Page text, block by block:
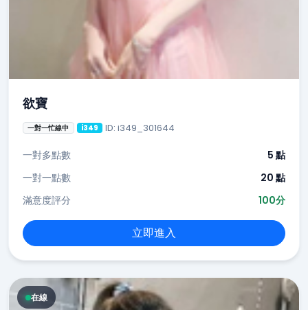
欲寶
一對一忙線中 i349 ID: i349_301644
一對多點數
5 點
一對一點數
20 點
滿意度評分
100分
立即進入
在線